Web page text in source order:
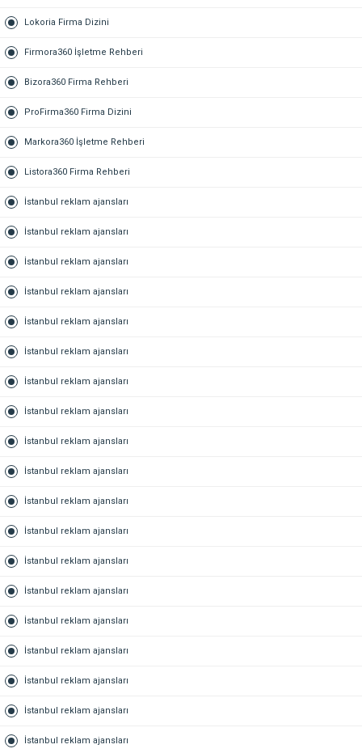
Lokoria Firma Dizini
Firmora360 İşletme Rehberi
Bizora360 Firma Rehberi
ProFirma360 Firma Dizini
Markora360 İşletme Rehberi
Listora360 Firma Rehberi
İstanbul reklam ajansları
İstanbul reklam ajansları
İstanbul reklam ajansları
İstanbul reklam ajansları
İstanbul reklam ajansları
İstanbul reklam ajansları
İstanbul reklam ajansları
İstanbul reklam ajansları
İstanbul reklam ajansları
İstanbul reklam ajansları
İstanbul reklam ajansları
İstanbul reklam ajansları
İstanbul reklam ajansları
İstanbul reklam ajansları
İstanbul reklam ajansları
İstanbul reklam ajansları
İstanbul reklam ajansları
İstanbul reklam ajansları
İstanbul reklam ajansları